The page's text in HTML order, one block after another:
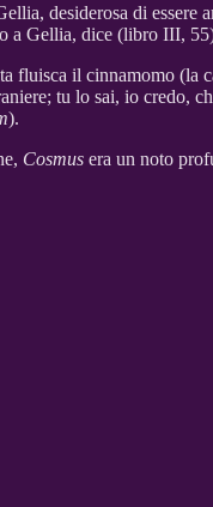
desiderosa di essere
a Gellia, dice (libro III,
fluisca il cinnamomo (la
tu lo sai, io credo,
).
Cosmus era un noto